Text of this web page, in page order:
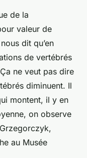
de la
valeur de
dit qu’en
de vertébrés
ne veut pas dire
diminuent. Il
montent, il y en
on observe
au Musée